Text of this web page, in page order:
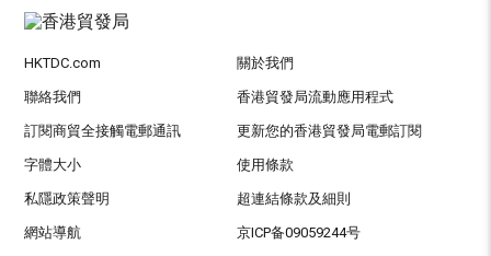
HKTDC.com 關於我們
聯絡我們 香港貿發局流動應用程式
訂閱商貿全接觸電郵通訊 更新您的香港貿發局電郵訂閱
字體大小 使用條款
私隱政策聲明 超連結條款及細則
網站導航 京ICP备09059244号